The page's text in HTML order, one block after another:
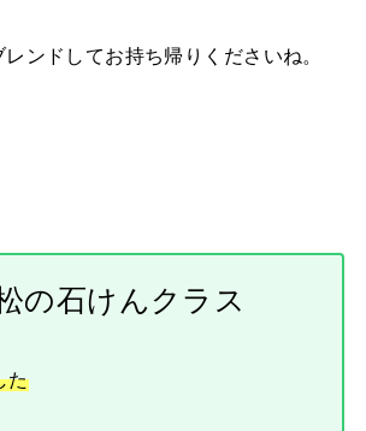
ンドしてお持ち帰りくださいね。
の石けんクラス
た